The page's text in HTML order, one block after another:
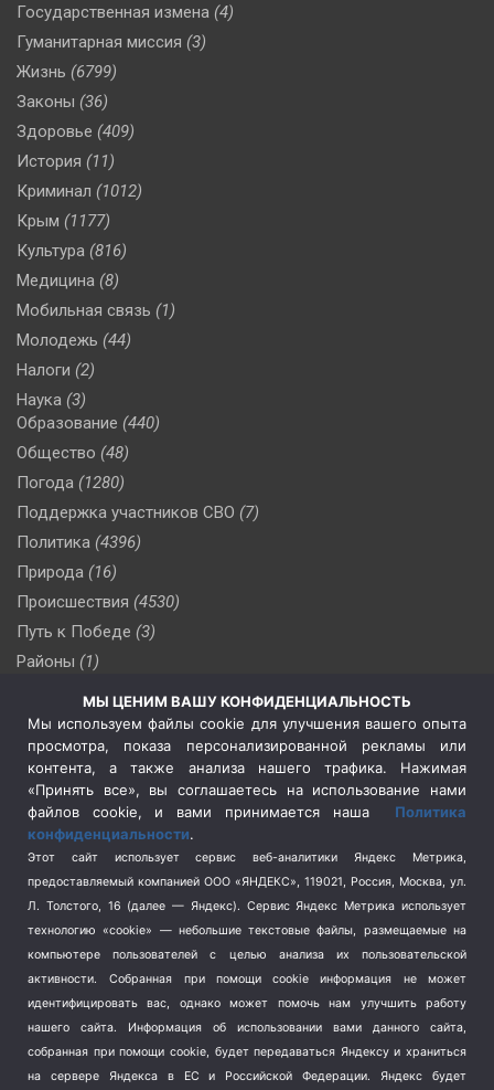
Государственная измена (4)
Гуманитарная миссия (3)
Жизнь (6799)
Законы (36)
Здоровье (409)
История (11)
Криминал (1012)
Крым (1177)
Культура (816)
Медицина (8)
Мобильная связь (1)
Молодежь (44)
Налоги (2)
Наука (3)
Образование (440)
Общество (48)
Погода (1280)
Поддержка участников СВО (7)
Политика (4396)
Природа (16)
Происшествия (4530)
Путь к Победе (3)
Районы (1)
(510)
Сельское хозяйство (3)
Социальная политика
(3)
Спецоперация в Украине
Спецоперация на Украине
(404)
Спорт (740)
Терроризм (1)
Транспорт (262)
Туризм (178)
Флот (76)
Школа и спорт (2)
Экология (8)
МЫ ЦЕНИМ ВАШУ КОНФИДЕНЦИАЛЬНОСТЬ
Мы используем файлы cookie для улучшения вашего опыта
просмотра, показа персонализированной рекламы или
контента, а также анализа нашего трафика. Нажимая
«Принять все», вы соглашаетесь на использование нами
файлов cookie, и вами принимается наша Политика
конфиденциальности.
Этот сайт использует сервис веб-аналитики Яндекс Метрика,
предоставляемый компанией ООО «ЯНДЕКС», 119021, Россия, Москва, ул.
Л. Толстого, 16 (далее — Яндекс). Сервис Яндекс Метрика использует
технологию «cookie» — небольшие текстовые файлы, размещаемые на
компьютере пользователей с целью анализа их пользовательской
активности.
Собранная при помощи cookie информация не может
идентифицировать вас, однако может помочь нам улучшить работу
нашего сайта. Информация об использовании вами данного сайта,
собранная при помощи cookie, будет передаваться Яндексу и храниться
на сервере Яндекса в ЕС и Российской Федерации. Яндекс будет